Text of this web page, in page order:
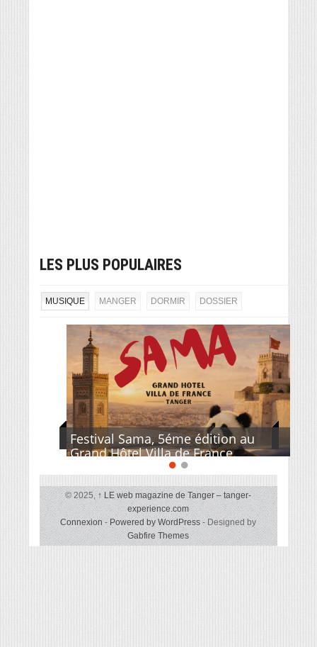
LES PLUS POPULAIRES
MUSIQUE MANGER DORMIR DOSSIER
Festival Sama, 5éme édition au
Grand Hôtel Villa de France.
© 2025,↑ LE web magazine de Tanger – tanger-
experience.com
Connexion-Powered by WordPress- Designed by
Gabfire Themes